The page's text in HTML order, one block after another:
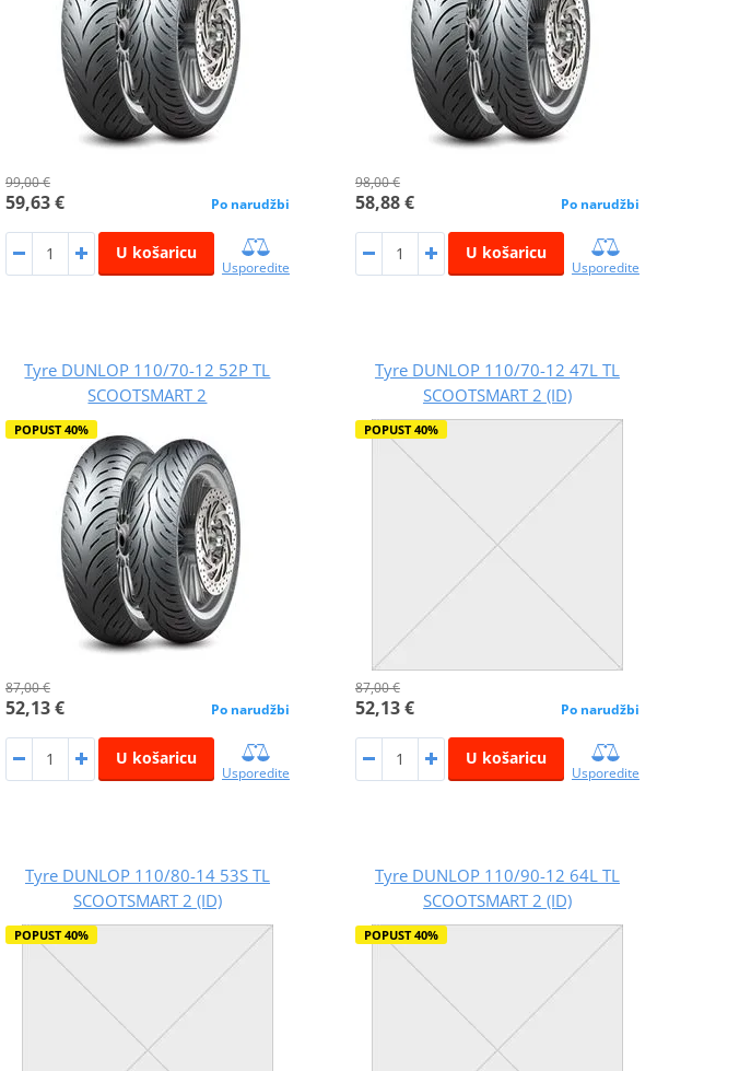
99,00 €
59,63 € Po narudžbi
U košaricu
Usporedite
98,00 €
58,88 € Po narudžbi
U košaricu
Usporedite
Tyre DUNLOP 110/70-12 52P TL
SCOOTSMART 2
POPUST 40%
87,00 €
52,13 € Po narudžbi
U košaricu
Usporedite
Tyre DUNLOP 110/70-12 47L TL
SCOOTSMART 2 (ID)
POPUST 40%
87,00 €
52,13 € Po narudžbi
U košaricu
Usporedite
Tyre DUNLOP 110/80-14 53S TL
SCOOTSMART 2 (ID)
POPUST 40%
Tyre DUNLOP 110/90-12 64L TL
SCOOTSMART 2 (ID)
POPUST 40%